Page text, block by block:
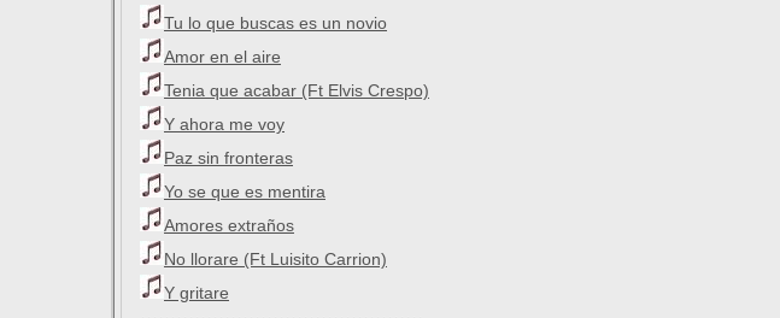
Tu lo que buscas es un novio
Amor en el aire
Tenia que acabar (Ft Elvis Crespo)
Y ahora me voy
Paz sin fronteras
Yo se que es mentira
Amores extraños
No llorare (Ft Luisito Carrion)
Y gritare